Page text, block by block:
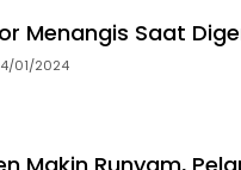
Menangis Saat
01/2024